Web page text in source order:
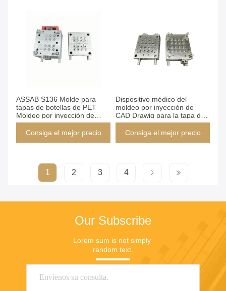
ASSAB S136 Molde para
tapas de botellas de PET
Moldeo por inyección de
canal frío CAD
Consiga el mejor precio
Dispositivo médico del
moldeo por inyección de
CAD Drawig para la tapa de
botella del ungüento
Consiga el mejor precio
1 2 3 4
Our Subscribe
Lorem sum is not simply
random text.